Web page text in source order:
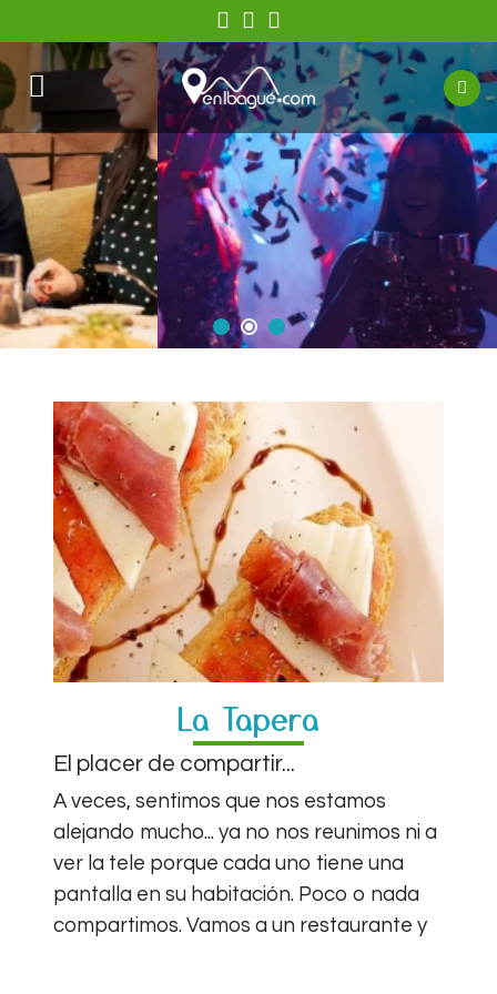
La Tapera
El placer de compartir...
A veces, sentimos que nos estamos
alejando mucho... ya no nos reunimos ni a
ver la tele porque cada uno tiene una
pantalla en su habitación. Poco o nada
compartimos. Vamos a un restaurante y